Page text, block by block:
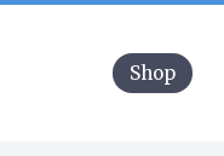
Shop